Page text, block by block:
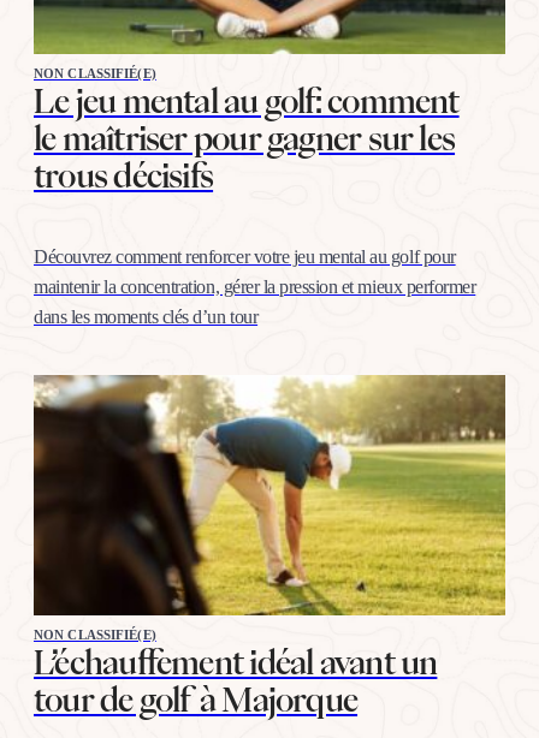
NON CLASSIFIÉ(E)
Le jeu mental au golf: comment
le maîtriser pour gagner sur les
trous décisifs
Découvrez comment renforcer votre jeu mental au golf pour
maintenir la concentration, gérer la pression et mieux performer
dans les moments clés d’un tour
NON CLASSIFIÉ(E)
L’échauffement idéal avant un
tour de golf à Majorque